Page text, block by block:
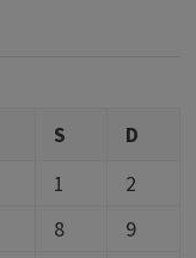
S
D
1
2
8
9